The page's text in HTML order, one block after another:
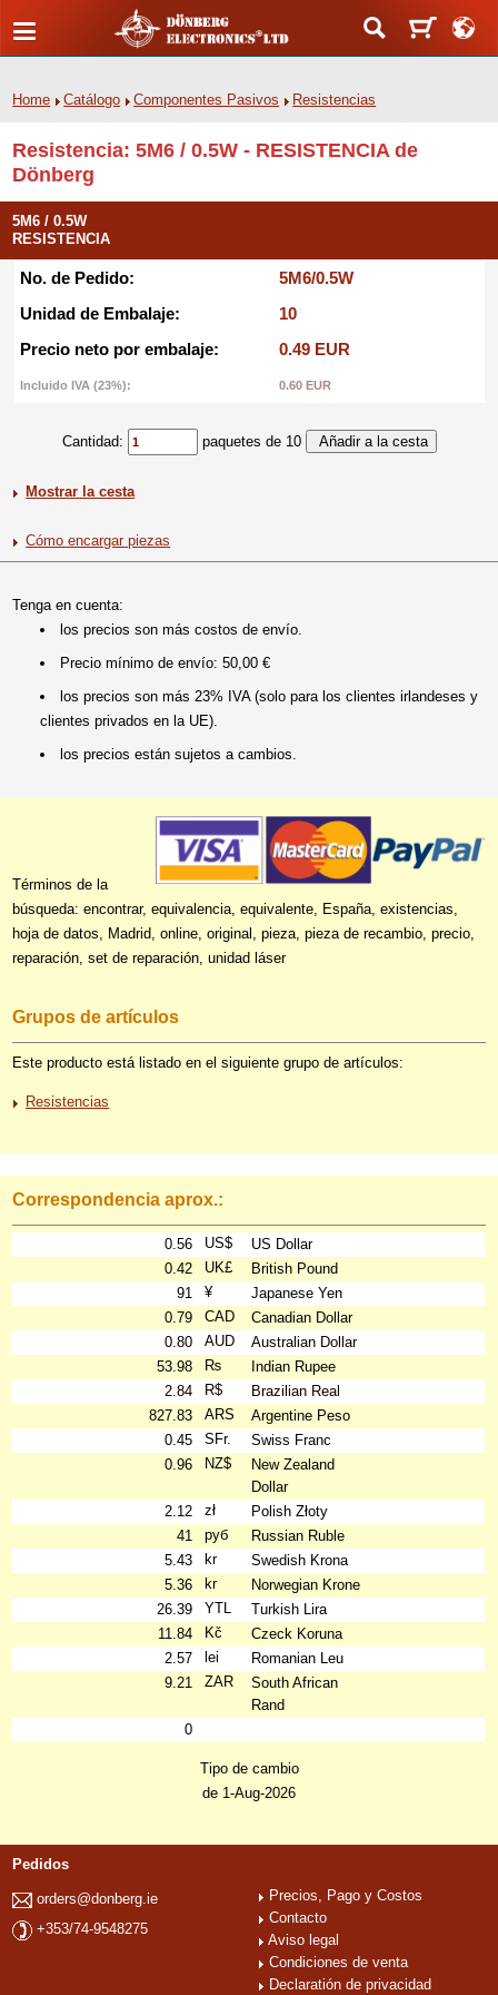
Home Catálogo Componentes Pasivos Resistencias
Resistencia: 5M6 / 0.5W - RESISTENCIA de
Dönberg
5M6 / 0.5W
RESISTENCIA
No. de Pedido:
5M6/0.5W
Unidad de Embalaje:
10
Precio neto por embalaje:
0.49 EUR
Incluido IVA (23%): 0.60 EUR
Cantidad: paquetes de 10
Mostrar la cesta
Cómo encargar piezas
Tenga en cuenta:
los precios son más costos de envío.
Precio mínimo de envío: 50,00 €
los precios son más 23% IVA (solo para los clientes irlandeses y
clientes privados en la UE).
los precios están sujetos a cambios.
Términos de la
búsqueda: encontrar, equivalencia, equivalente, España, existencias,
hoja de datos, Madrid, online, original, pieza, pieza de recambio, precio,
reparación, set de reparación, unidad láser
Grupos de artículos
Este producto está listado en el siguiente grupo de artículos:
Resistencias
Correspondencia aprox.:
0.56 US$
US Dollar
0.42
UK£
British Pound
91
¥
Japanese Yen
0.79
CAD
Canadian Dollar
0.80
AUD
Australian Dollar
53.98
₨
Indian Rupee
2.84
R$
Brazilian Real
827.83
ARS
Argentine Peso
0.45
SFr.
Swiss Franc
0.96
NZ$
New Zealand
Dollar
2.12
zł
Polish Złoty
41
руб
Russian Ruble
5.43
kr
Swedish Krona
5.36
kr
Norwegian Krone
26.39
YTL
Turkish Lira
11.84
Kč
Czeck Koruna
2.57
lei
Romanian Leu
9.21
ZAR
South African
Rand
0
Tipo de cambio
de 1-Aug-2026
Pedidos
orders@donberg.ie
+353/74-9548275
Precios, Pago y Costos
Contacto
Aviso legal
Condiciones de venta
Declaratión de privacidad